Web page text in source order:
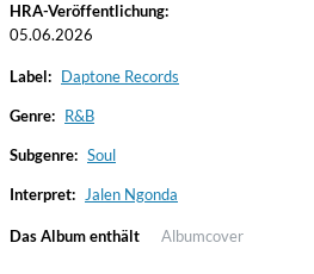
HRA-Veröffentlichung:
05.06.2026
Label: Daptone Records
Genre: R&B
Subgenre: Soul
Interpret: Jalen Ngonda
Das Album enthält Albumcover